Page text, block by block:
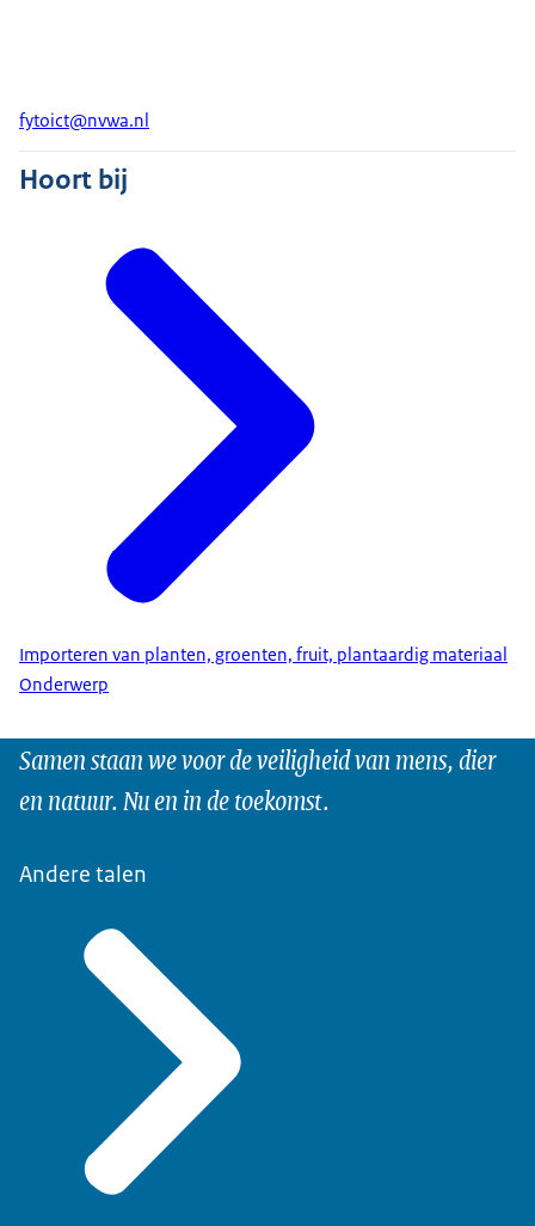
fytoict@nvwa.nl
Hoort bij
Importeren van planten, groenten, fruit, plantaardig materiaal
Onderwerp
Samen staan we voor de veiligheid van mens, dier
en natuur. Nu en in de toekomst.
Andere talen